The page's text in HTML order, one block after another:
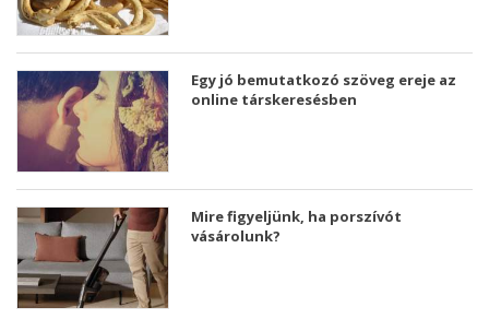
Egy jó bemutatkozó szöveg ereje az
online társkeresésben
Mire figyeljünk, ha porszívót
vásárolunk?